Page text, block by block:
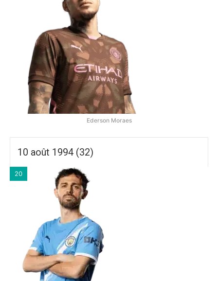
Ederson Moraes
10 août 1994 (32)
20